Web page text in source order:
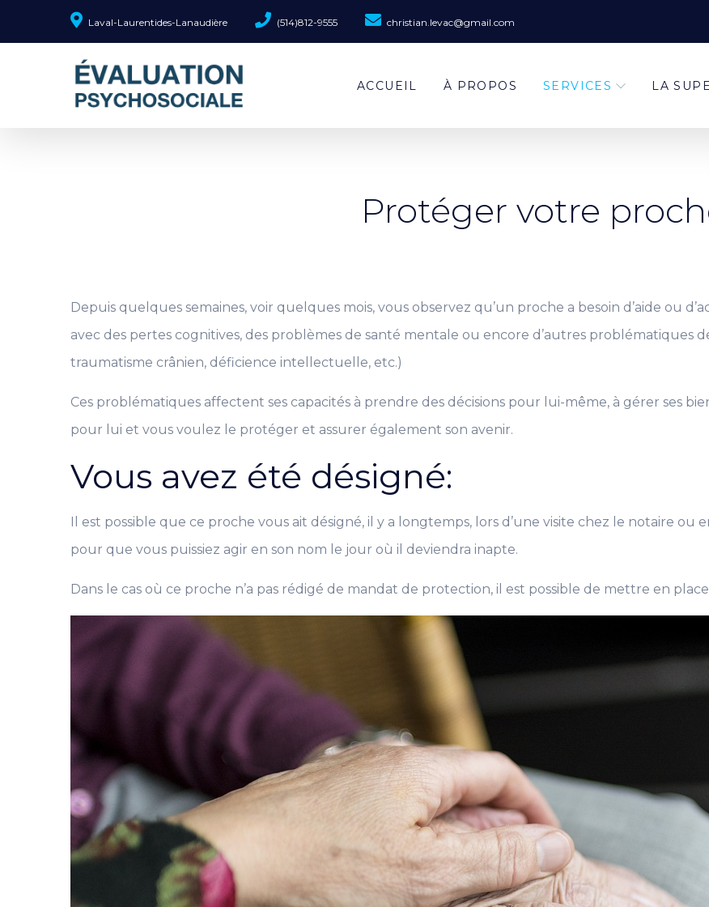
Laval-Laurentides-Lanaudière (514)812-9555 christian.levac@gmail.com
ACCUEIL À PROPOS SERVICES LA
Protéger votre
Depuis quelques semaines, voir quelques mois, vous observez qu’un proche a besoin d’aide ou
avec des pertes cognitives, des problèmes de santé mentale ou encore d’autres problématiques
traumatisme crânien, déficience intellectuelle, etc.)
Ces problématiques affectent ses capacités à prendre des décisions pour lui-même, à gérer ses
pour lui et vous voulez le protéger et assurer également son avenir.
Vous avez été désigné:
Il est possible que ce proche vous ait désigné, il y a longtemps, lors d’une visite chez le notaire ou
pour que vous puissiez agir en son nom le jour où il deviendra inapte.
Dans le cas où ce proche n’a pas rédigé de mandat de protection, il est possible de mettre en